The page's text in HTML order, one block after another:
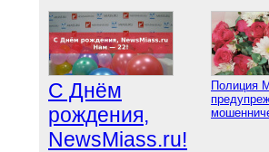
С Днём
рождения,
NewsMiass.ru!
Полиция